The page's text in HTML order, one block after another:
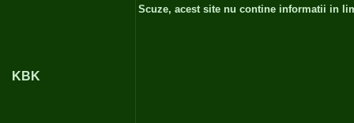
KBK
Scuze, acest site nu contine informatii in